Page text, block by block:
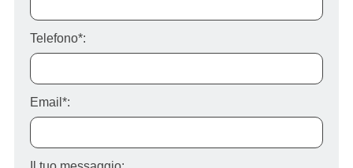
Telefono*:
Email*: